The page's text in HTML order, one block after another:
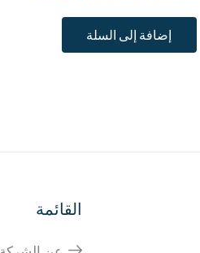
إضافة إلى السلة
القائمة